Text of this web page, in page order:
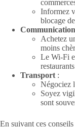
Informez
blocage
Communication
Achetez
moins
Le Wi-Fi
Transport :
Négociez
Soyez
sont
En suivant ces